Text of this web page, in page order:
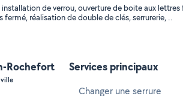
de verrou, ouverture de boite aux
réalisation de double de clés, serrurerie, ..
Rochefort Services principaux
Changer une serrure